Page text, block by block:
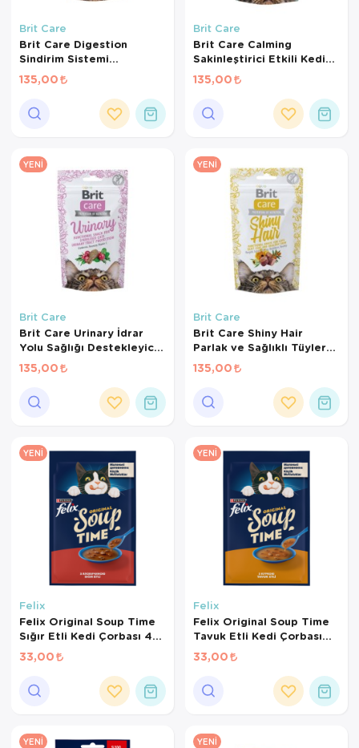
Brit Care
Brit Care Digestion
Sindirim Sistemi
Destekleyici Tahılsız Kedi
Ödül Maması 50gr
135,00
Brit Care
Brit Care Calming
Sakinleştirici Etkili Kedi
Ödül Maması 50gr
135,00
YENI
Brit Care
Brit Care Urinary İdrar
Yolu Sağlığı Destekleyici
Kedi Ödül Maması 50 Gr
135,00
YENI
Brit Care
Brit Care Shiny Hair
Parlak ve Sağlıklı Tüyler
için Tahılsız Kedi Ödül
Maması 50gr
135,00
YENI
Felix
Felix Original Soup Time
Sığır Etli Kedi Çorbası 48
Gr
33,00
YENI
Felix
Felix Original Soup Time
Tavuk Etli Kedi Çorbası
48 Gr
33,00
YENI
YENI